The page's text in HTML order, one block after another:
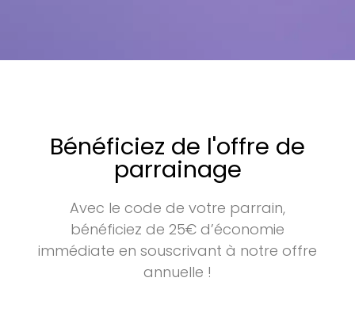
Bénéficiez de l'offre de
parrainage
Avec le code de votre parrain,
bénéficiez de 25€ d’économie
immédiate en souscrivant à notre offre
annuelle !